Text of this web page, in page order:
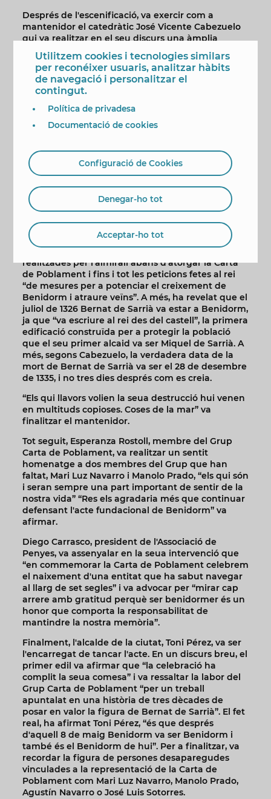
Després de l'escenificació, va exercir com a
mantenidor el catedràtic José Vicente Cabezuelo
qui va realitzar en el seu discurs una àmplia
semblança històrica de Bernat de Sarrià, a qui va
qualificar d'una figura “fascinant” en la Corona
d'Aragó i el Regne de València “partícip de molts
fets històrics”. Cabezuelo va al·ludir a les seues
llargues disputes amb el seu oponent Roger de
Llúria, a la seua “meteòrica carrera política” i a
l'increment del seu patrimoni basat en “la donació
i l'adquisició”.
De Bernat de Sarrià va il·lustrar els seus “continus
xocs amb molts nobles i cavallers, fins i tot amb
llinatges vinculats a la monarquia” i va situar
l'origen del seu enfrontament amb Roger de
Llúria “per la disputa de les xicotetes alqueries
que llavors eren Altea i Calp” que els va portar a
declarar-se “la guerra eterna en 1292, fins i tot
negant el mandat del rei”.
El catedràtic ha revelat algunes al·lusions
realitzades per l'almirall abans d'atorgar la Carta
de Poblament i fins i tot les peticions fetes al rei
“de mesures per a potenciar el creixement de
Benidorm i atraure veïns”. A més, ha revelat que el
juliol de 1326 Bernat de Sarrià va estar a Benidorm,
ja que “va escriure al rei des del castell”, la primera
edificació construïda per a protegir la població
que el seu primer alcaid va ser Miquel de Sarrià. A
més, segons Cabezuelo, la verdadera data de la
mort de Bernat de Sarrià va ser el 28 de desembre
de 1335, i no tres dies després com es creia.
“Els qui llavors volien la seua destrucció hui venen
en multituds copioses. Coses de la mar” va
finalitzar el mantenidor.
Tot seguit, Esperanza Rostoll, membre del Grup
Carta de Poblament, va realitzar un sentit
homenatge a dos membres del Grup que han
faltat, Mari Luz Navarro i Manolo Prado, “els qui són
i seran sempre una part important de sentir de la
nostra vida” “Res els agradaria més que continuar
defensant l'acte fundacional de Benidorm” va
afirmar.
Diego Carrasco, president de l'Associació de
Penyes, va assenyalar en la seua intervenció que
“en commemorar la Carta de Poblament celebrem
el naixement d'una entitat que ha sabut navegar
al llarg de set segles” i va advocar per “mirar cap
arrere amb gratitud perquè ser benidormer és un
honor que comporta la responsabilitat de
mantindre la nostra memòria”.
Finalment, l'alcalde de la ciutat, Toni Pérez, va ser
l'encarregat de tancar l'acte. En un discurs breu, el
primer edil va afirmar que “la celebració ha
complit la seua comesa” i va ressaltar la labor del
Grup Carta de Poblament “per un treball
apuntalat en una història de tres dècades de
posar en valor la figura de Bernat de Sarrià”. El fet
real, ha afirmat Toni Pérez, “és que després
d'aquell 8 de maig Benidorm va ser Benidorm i
també és el Benidorm de hui”. Per a finalitzar, va
recordar la figura de persones desaparegudes
vinculades a la representació de la Carta de
Poblament com Mari Luz Navarro, Manolo Prado,
Agustín Navarro o José Luis Sotorres.
Utilitzem cookies i tecnologies similars
per reconéixer usuaris, analitzar hàbits
de navegació i personalitzar el
contingut.
Política de privadesa
Documentació de cookies
Configuració de Cookies
Denegar-ho tot
Acceptar-ho tot